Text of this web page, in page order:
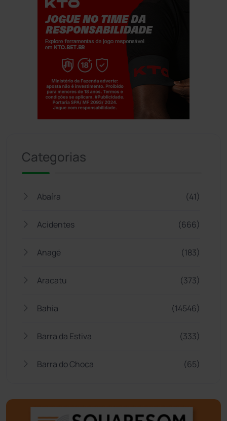
Categorias
Abaíra (41)
Acidentes (666)
Anagé (183)
Aracatu (373)
Bahia (14546)
Barra da Estiva (333)
Barra do Choça (65)